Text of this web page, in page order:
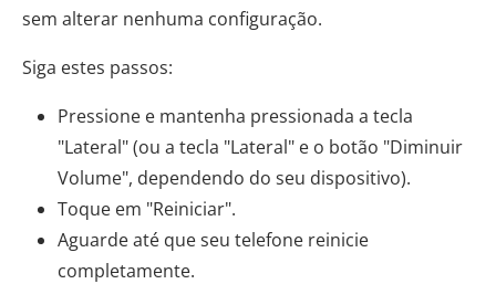
sem alterar nenhuma configuração.
Siga estes passos:
Pressione e mantenha pressionada a tecla
"Lateral" (ou a tecla "Lateral" e o botão "Diminuir
Volume", dependendo do seu dispositivo).
Toque em "Reiniciar".
Aguarde até que seu telefone reinicie
completamente.